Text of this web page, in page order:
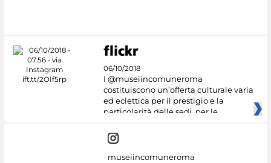
06/10/2018
I @museiincomuneroma
costituiscono un’offerta culturale varia
ed eclettica per il prestigio e la
particolarità delle sedi, per le
museiincomuneroma